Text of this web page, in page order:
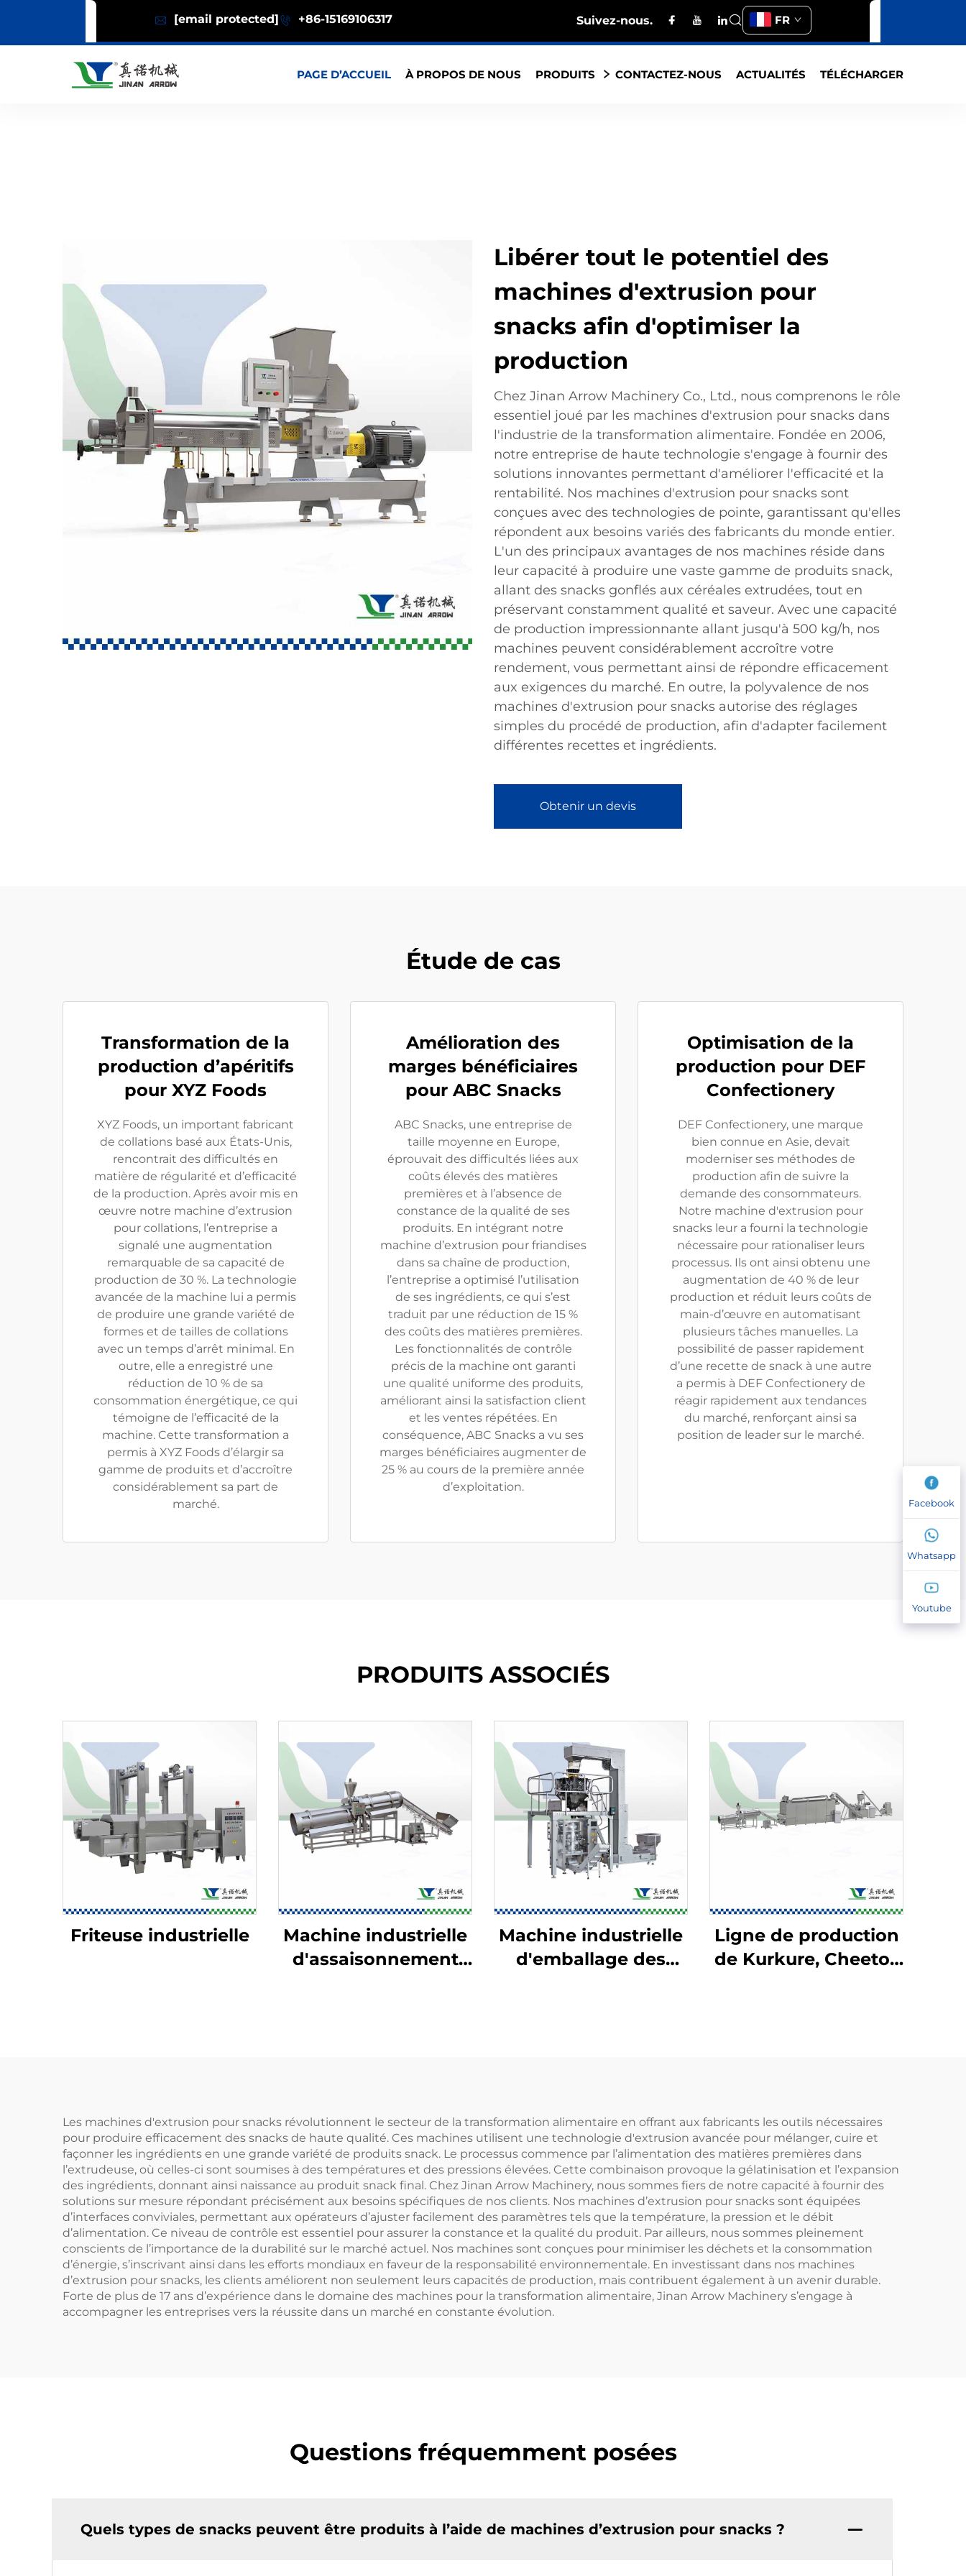
[email protected] +86-15169106317 Suivez-nous. FR
PAGE D’ACCUEIL À PROPOS DE NOUS PRODUITS CONTACTEZ-NOUS ACTUALITÉS TÉLÉCHARGER
Libérer tout le potentiel des
machines d'extrusion pour
snacks afin d'optimiser la
production
Chez Jinan Arrow Machinery Co., Ltd., nous comprenons le rôle
essentiel joué par les machines d'extrusion pour snacks dans
l'industrie de la transformation alimentaire. Fondée en 2006,
notre entreprise de haute technologie s'engage à fournir des
solutions innovantes permettant d'améliorer l'efficacité et la
rentabilité. Nos machines d'extrusion pour snacks sont
conçues avec des technologies de pointe, garantissant qu'elles
répondent aux besoins variés des fabricants du monde entier.
L'un des principaux avantages de nos machines réside dans
leur capacité à produire une vaste gamme de produits snack,
allant des snacks gonflés aux céréales extrudées, tout en
préservant constamment qualité et saveur. Avec une capacité
de production impressionnante allant jusqu'à 500 kg/h, nos
machines peuvent considérablement accroître votre
rendement, vous permettant ainsi de répondre efficacement
aux exigences du marché. En outre, la polyvalence de nos
machines d'extrusion pour snacks autorise des réglages
simples du procédé de production, afin d'adapter facilement
différentes recettes et ingrédients.
Obtenir un devis
Étude de cas
Transformation de la
production d’apéritifs
pour XYZ Foods
XYZ Foods, un important fabricant
de collations basé aux États-Unis,
rencontrait des difficultés en
matière de régularité et d’efficacité
de la production. Après avoir mis en
œuvre notre machine d’extrusion
pour collations, l’entreprise a
signalé une augmentation
remarquable de sa capacité de
production de 30 %. La technologie
avancée de la machine lui a permis
de produire une grande variété de
formes et de tailles de collations
avec un temps d’arrêt minimal. En
outre, elle a enregistré une
réduction de 10 % de sa
consommation énergétique, ce qui
témoigne de l’efficacité de la
machine. Cette transformation a
permis à XYZ Foods d’élargir sa
gamme de produits et d’accroître
considérablement sa part de
marché.
Amélioration des
marges bénéficiaires
pour ABC Snacks
ABC Snacks, une entreprise de
taille moyenne en Europe,
éprouvait des difficultés liées aux
coûts élevés des matières
premières et à l’absence de
constance de la qualité de ses
produits. En intégrant notre
machine d’extrusion pour friandises
dans sa chaîne de production,
l’entreprise a optimisé l’utilisation
de ses ingrédients, ce qui s’est
traduit par une réduction de 15 %
des coûts des matières premières.
Les fonctionnalités de contrôle
précis de la machine ont garanti
une qualité uniforme des produits,
améliorant ainsi la satisfaction client
et les ventes répétées. En
conséquence, ABC Snacks a vu ses
marges bénéficiaires augmenter de
25 % au cours de la première année
d’exploitation.
Optimisation de la
production pour DEF
Confectionery
DEF Confectionery, une marque
bien connue en Asie, devait
moderniser ses méthodes de
production afin de suivre la
demande des consommateurs.
Notre machine d'extrusion pour
snacks leur a fourni la technologie
nécessaire pour rationaliser leurs
processus. Ils ont ainsi obtenu une
augmentation de 40 % de leur
production et réduit leurs coûts de
main-d’œuvre en automatisant
plusieurs tâches manuelles. La
possibilité de passer rapidement
d’une recette de snack à une autre
a permis à DEF Confectionery de
réagir rapidement aux tendances
du marché, renforçant ainsi sa
position de leader sur le marché.
PRODUITS ASSOCIÉS
Friteuse industrielle
Machine industrielle
d'assaisonnement
Machine industrielle
d'emballage des
Ligne de production
de Kurkure, Cheetos
Les machines d'extrusion pour snacks révolutionnent le secteur de la transformation alimentaire en offrant aux fabricants les outils nécessaires
pour produire efficacement des snacks de haute qualité. Ces machines utilisent une technologie d'extrusion avancée pour mélanger, cuire et
façonner les ingrédients en une grande variété de produits snack. Le processus commence par l’alimentation des matières premières dans
l’extrudeuse, où celles-ci sont soumises à des températures et des pressions élevées. Cette combinaison provoque la gélatinisation et l’expansion
des ingrédients, donnant ainsi naissance au produit snack final. Chez Jinan Arrow Machinery, nous sommes fiers de notre capacité à fournir des
solutions sur mesure répondant précisément aux besoins spécifiques de nos clients. Nos machines d’extrusion pour snacks sont équipées
d’interfaces conviviales, permettant aux opérateurs d’ajuster facilement des paramètres tels que la température, la pression et le débit
d’alimentation. Ce niveau de contrôle est essentiel pour assurer la constance et la qualité du produit. Par ailleurs, nous sommes pleinement
conscients de l’importance de la durabilité sur le marché actuel. Nos machines sont conçues pour minimiser les déchets et la consommation
d’énergie, s’inscrivant ainsi dans les efforts mondiaux en faveur de la responsabilité environnementale. En investissant dans nos machines
d’extrusion pour snacks, les clients améliorent non seulement leurs capacités de production, mais contribuent également à un avenir durable.
Forte de plus de 17 ans d’expérience dans le domaine des machines pour la transformation alimentaire, Jinan Arrow Machinery s’engage à
accompagner les entreprises vers la réussite dans un marché en constante évolution.
Questions fréquemment posées
Quels types de snacks peuvent être produits à l’aide de machines d’extrusion pour snacks ?
Facebook
Whatsapp
Youtube